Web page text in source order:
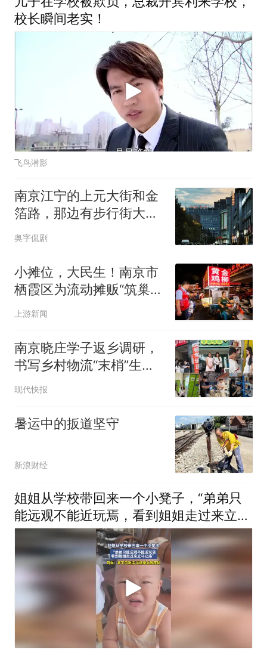
校长瞬间老实！
飞鸟潜影
南京江宁的上元大街和金
箔路，那边有步行街大市
口，还有金宝市场
奥字侃剧
小摊位，大民生！南京市
栖霞区为流动摊贩“筑巢安
家”
上游新闻
南京晓庄学子返乡调研，
书写乡村物流“末梢”生存
实录
现代快报
暑运中的扳道坚守
新浪财经
姐姐从学校带回来一个小凳子，“弟弟只
能远观不能近玩焉，看到姐姐走过来立马
让座”